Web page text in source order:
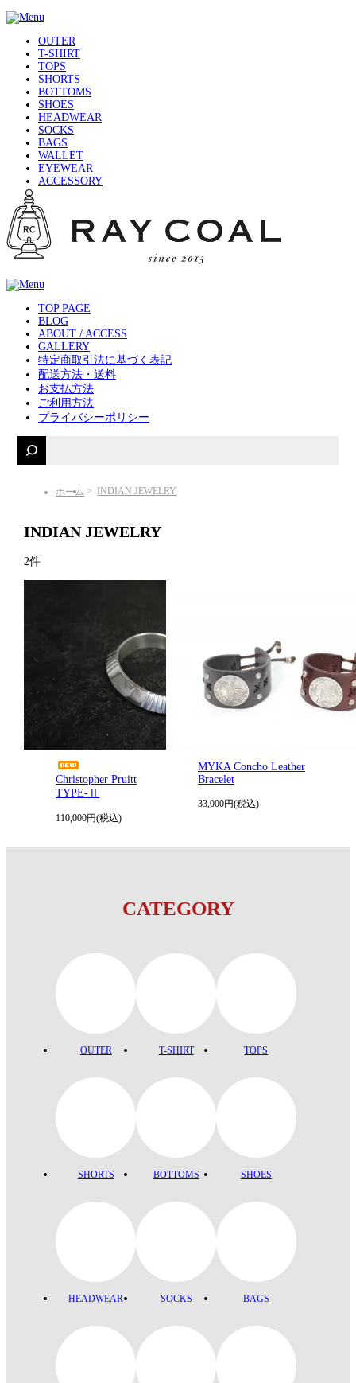
OUTER
T-SHIRT
TOPS
SHORTS
BOTTOMS
SHOES
HEADWEAR
SOCKS
BAGS
WALLET
EYEWEAR
ACCESSORY
TOP PAGE
BLOG
ABOUT / ACCESS
GALLERY
特定商取引法に基づく表記
配送方法・送料
お支払方法
ご利用方法
プライバシーポリシー
ホーム INDIAN JEWELRY
INDIAN JEWELRY
2件
Christopher Pruitt
TYPE-Ⅱ
110,000円(税込)
MYKA Concho Leather
Bracelet
33,000円(税込)
CATEGORY
OUTER T-SHIRT TOPS
SHORTS BOTTOMS SHOES
HEADWEAR SOCKS BAGS